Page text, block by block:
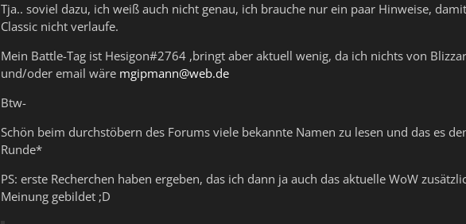
Tja.. soviel dazu, ich weiß auch nicht genau, ich brauche nur ein paar Hinweise,
Classic nicht verlaufe.
Mein Battle-Tag ist Hesigon#2764 ,bringt aber aktuell wenig, da ich nichts von
und/oder email wäre mgipmann@web.de
Btw-
Schön beim durchstöbern des Forums viele bekannte Namen zu lesen und das es
Runde*
PS: erste Recherchen haben ergeben, das ich dann ja auch das aktuelle WoW
Meinung gebildet ;D